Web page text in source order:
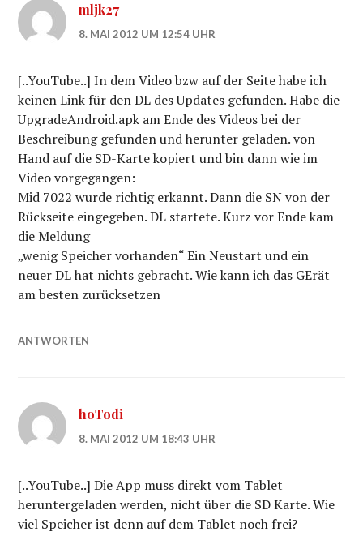
mljk27
8. MAI 2012 UM 12:54 UHR
[..YouTube..] In dem Video bzw auf der Seite habe ich
keinen Link für den DL des Updates gefunden. Habe die
UpgradeAndroid.apk am Ende des Videos bei der
Beschreibung gefunden und herunter geladen. von
Hand auf die SD-Karte kopiert und bin dann wie im
Video vorgegangen:
Mid 7022 wurde richtig erkannt. Dann die SN von der
Rückseite eingegeben. DL startete. Kurz vor Ende kam
die Meldung
„wenig Speicher vorhanden“ Ein Neustart und ein
neuer DL hat nichts gebracht. Wie kann ich das GErät
am besten zurücksetzen
ANTWORTEN
hoTodi
8. MAI 2012 UM 18:43 UHR
[..YouTube..] Die App muss direkt vom Tablet
heruntergeladen werden, nicht über die SD Karte. Wie
viel Speicher ist denn auf dem Tablet noch frei?